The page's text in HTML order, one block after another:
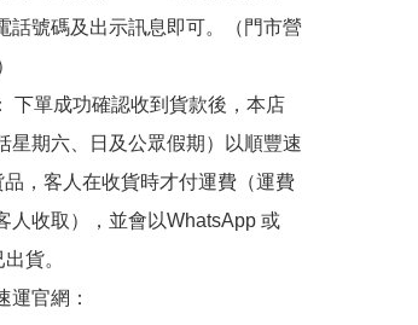
話號碼及出示訊息即可。（門市營
下單成功確認收到貨款後，本店
星期六、日及公眾假期）以順豐速
，客人在收貨時才付運費（運費
人收取），並會以WhatsApp 或
貨。
運官網：